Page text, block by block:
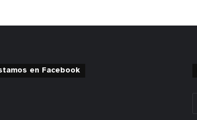
en Facebook